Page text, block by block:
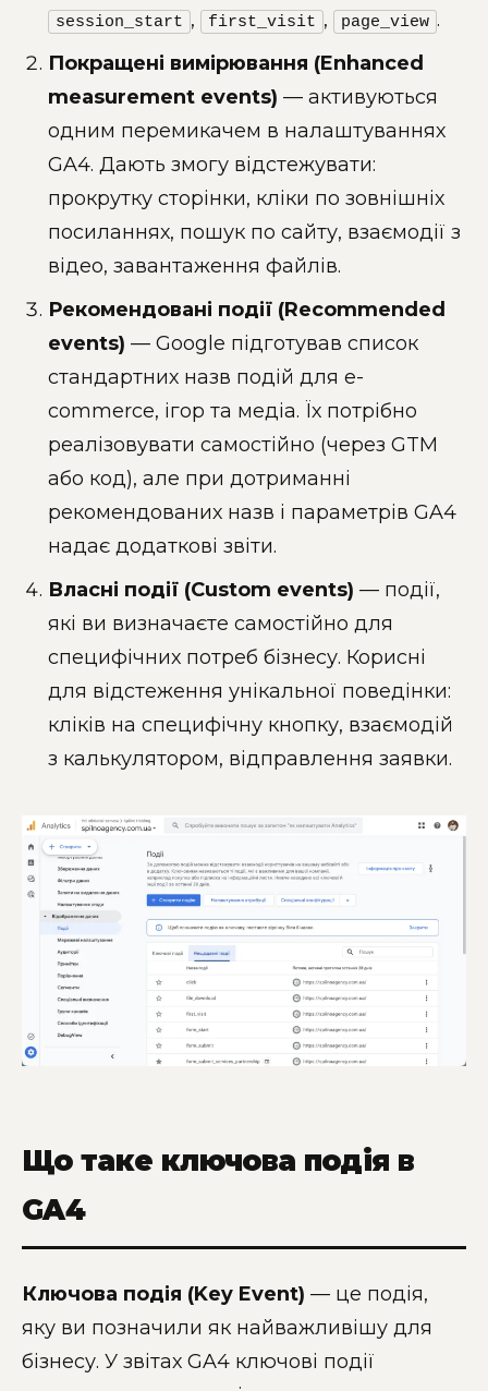
session_start , first_visit , page_view .
Покращені вимірювання (Enhanced
measurement events) — активуються
одним перемикачем в налаштуваннях
GA4. Дають змогу відстежувати:
прокрутку сторінки, кліки по зовнішніх
посиланнях, пошук по сайту, взаємодії з
відео, завантаження файлів.
Рекомендовані події (Recommended
events) — Google підготував список
стандартних назв подій для e-
commerce, ігор та медіа. Їх потрібно
реалізовувати самостійно (через GTM
або код), але при дотриманні
рекомендованих назв і параметрів GA4
надає додаткові звіти.
Власні події (Custom events) — події,
які ви визначаєте самостійно для
специфічних потреб бізнесу. Корисні
для відстеження унікальної поведінки:
кліків на специфічну кнопку, взаємодій
з калькулятором, відправлення заявки.
Що таке ключова подія в
GA4
Ключова подія (Key Event) — це подія,
яку ви позначили як найважливішу для
бізнесу. У звітах GA4 ключові події